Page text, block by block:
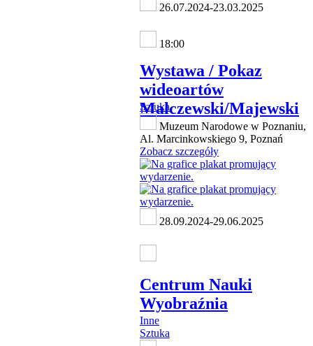
26.07.2024-23.03.2025
18:00
Wystawa / Pokaz
wideoartów
Malczewski/Majewski
Sztuka
Muzeum Narodowe w Poznaniu,
Al. Marcinkowskiego 9, Poznań
Zobacz szczegóły
28.09.2024-29.06.2025
Centrum Nauki
Wyobraźnia
Inne
Sztuka